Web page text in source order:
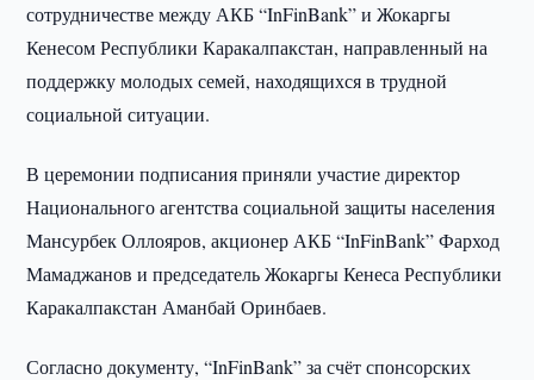
сотрудничестве между АКБ “InFinBank” и Жокаргы
Кенесом Республики Каракалпакстан, направленный на
поддержку молодых семей, находящихся в трудной
социальной ситуации.
В церемонии подписания приняли участие директор
Национального агентства социальной защиты населения
Мансурбек Оллояров, акционер АКБ “InFinBank” Фарход
Мамаджанов и председатель Жокаргы Кенеса Республики
Каракалпакстан Аманбай Оринбаев.
Согласно документу, “InFinBank” за счёт спонсорских